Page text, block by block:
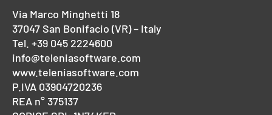
Via Marco Minghetti 18
37047 San Bonifacio (VR) – Italy
Tel. +39 045 2224600
info@teleniasoftware.com
www.teleniasoftware.com
P.IVA 03904720236
REA n° 375137